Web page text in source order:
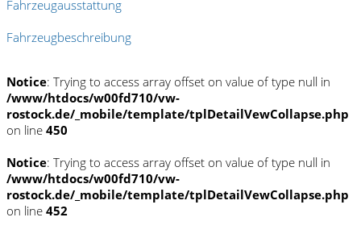
Fahrzeugausstattung
Fahrzeugbeschreibung
Notice: Trying to access array offset on value of type null in
/www/htdocs/w00fd710/vw-
rostock.de/_mobile/template/tplDetailVewCollapse.php
on line 450
Notice: Trying to access array offset on value of type null in
/www/htdocs/w00fd710/vw-
rostock.de/_mobile/template/tplDetailVewCollapse.php
on line 452